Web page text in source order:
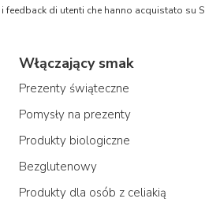
di utenti che hanno acquistato su
Włączający smak
Prezenty świąteczne
Pomysły na prezenty
Produkty biologiczne
Bezglutenowy
Produkty dla osób z celiakią